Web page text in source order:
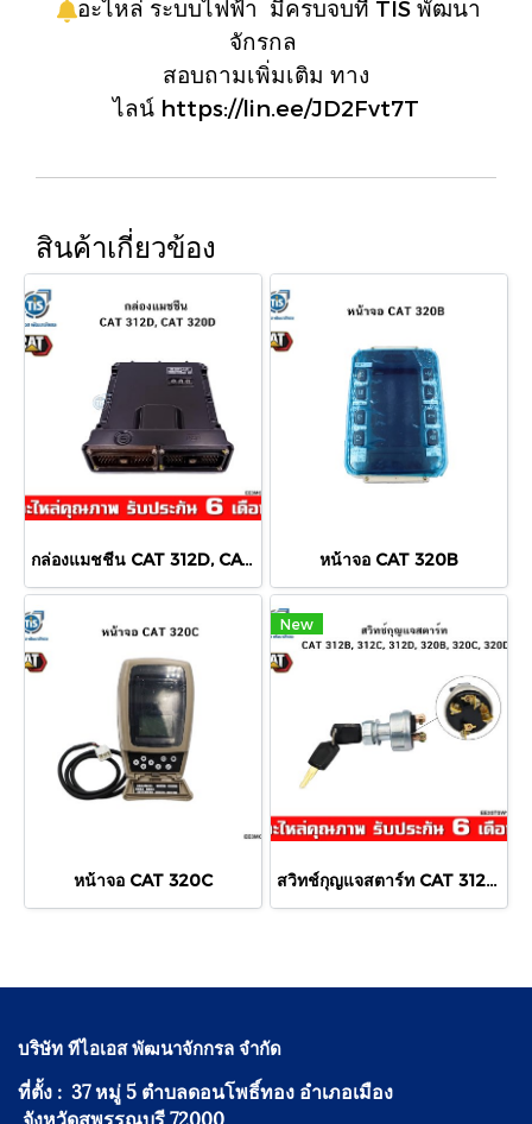
อะไหล่ ระบบไฟฟ้า มีครบจบที่ TIS พัฒนา
จักรกล
สอบถามเพิ่มเติม ทาง
ไลน์ https://lin.ee/JD2Fvt7T
สินค้าเกี่ยวข้อง
กล่องแมชชีน CAT 312D, CAT 320D ( กล่องปั้มไฮดรอลิค (หลังเก๋ง) ) หน้าจอ CAT 320B
หน้าจอ CAT 320C
New
สวิทช์กุญแจสตาร์ท CAT 312B ,312C, 312D, 320B, 320C, 320D
บริษัท ทีไอเอส พัฒนาจักกรล จำกัด
ที่ตั้ง : 37 หมู่ 5 ตำบลดอนโพธิ์ทอง อำเภอเมือง
จังหวัดสุพรรณบุรี 72000